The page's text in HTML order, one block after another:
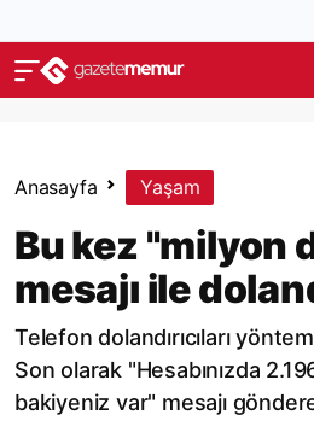
Anasayfa Yaşam
Bu kez "milyon
mesajı ile
Telefon dolandırıcıları
Son olarak "Hesabınızda
bakiyeniz var" mesajı